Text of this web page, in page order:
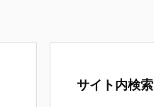
サイト内検索